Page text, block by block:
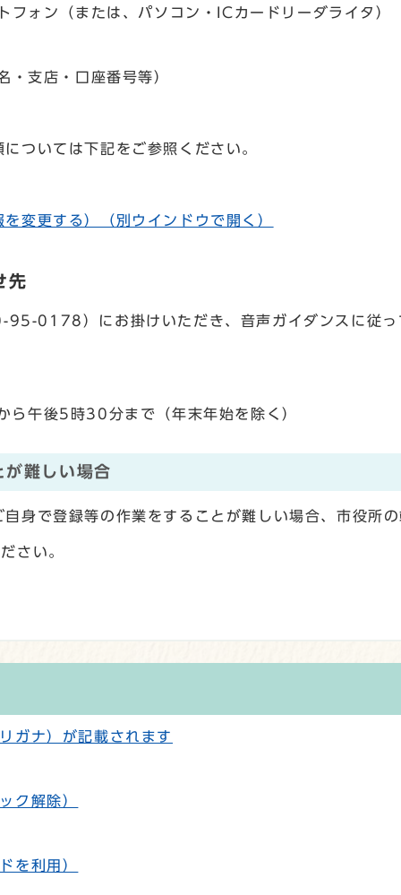
フォン（または、パソコン・ICカードリーダライタ）
・支店・口座番号等）
ついては下記をご参照ください。
変更する） （別ウインドウで開く）
先
0178）にお掛けいただき、音声ガイダンスに従
午後5時30分まで（年末年始を除く）
が難しい場合
身で登録等の作業をすることが難しい場合、市役所
さい。
ガナ）が記載されます
ク解除）
を利用）